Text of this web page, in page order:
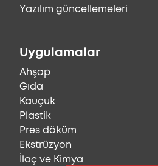
Yazılım güncellemeleri
Uygulamalar
Ahşap
Gıda
Kauçuk
Plastik
Pres döküm
Ekstrüzyon
İlaç ve Kimya